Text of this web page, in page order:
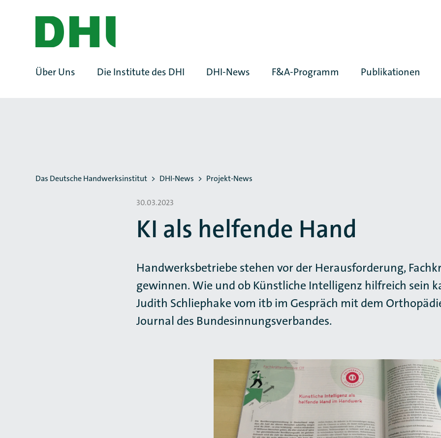
ZUM HAUPTINHALT SPRINGEN
Über Uns Die Institute des DHI DHI-News F&A-Programm Publikationen
Sie befinden sich hier:
Das Deutsche Handwerksinstitut DHI-News Projekt-News
30.03.2023
KI als helfende Hand
Handwerksbetriebe stehen vor der Herausforderung,
gewinnen. Wie und ob Künstliche Intelligenz hilfreich sein
Judith Schliephake vom itb im Gespräch mit dem
Journal des Bundesinnungsverbandes.